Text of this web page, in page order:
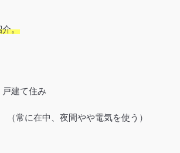
介。
戸建て住み
（常に在中、夜間やや電気を使う）